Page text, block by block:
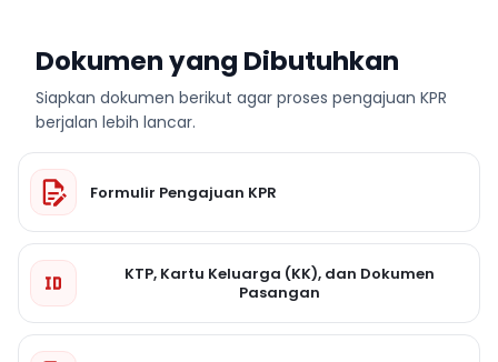
Dokumen yang Dibutuhkan
Siapkan dokumen berikut agar proses pengajuan KPR
berjalan lebih lancar.
Formulir Pengajuan KPR
KTP, Kartu Keluarga (KK), dan Dokumen
Pasangan